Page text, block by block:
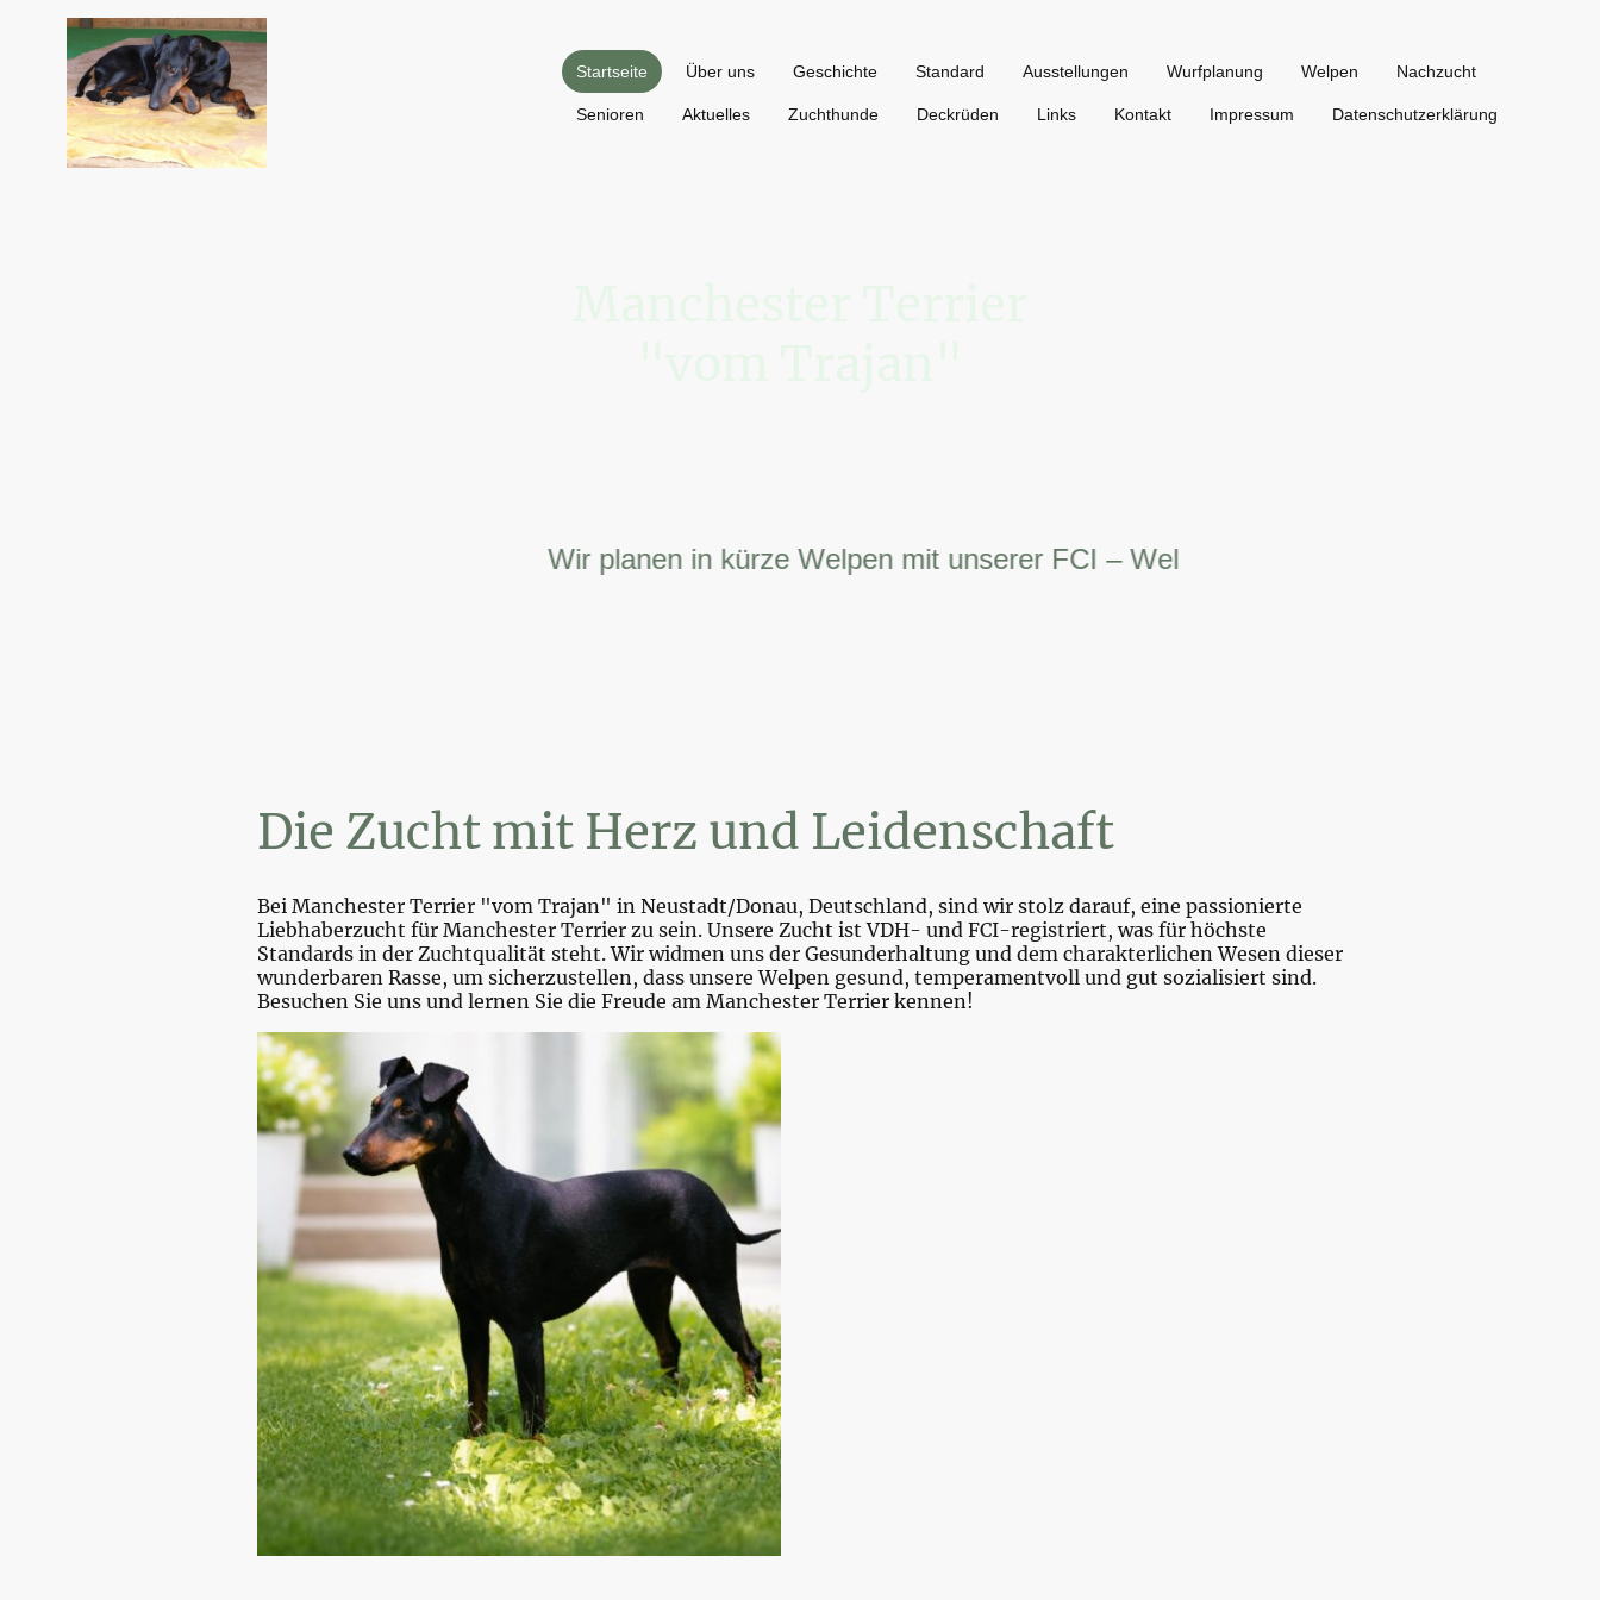
Startseite Über uns Geschichte Standard Ausstellungen Wurfplanung Welpen Nachzucht
Senioren Aktuelles Zuchthunde Deckrüden Links Kontakt Impressum Datenschutzerklärung
Wir planen in kürze Welpen mit unserer FCI – Weltsiegerin.
Die Zucht mit Herz und Leidenschaft
Bei Manchester Terrier "vom Trajan" in Neustadt/Donau, Deutschland, sind wir stolz darauf, eine passionierte
Liebhaberzucht für Manchester Terrier zu sein. Unsere Zucht ist VDH- und FCI-registriert, was für höchste
Standards in der Zuchtqualität steht. Wir widmen uns der Gesunderhaltung und dem charakterlichen Wesen dieser
wunderbaren Rasse, um sicherzustellen, dass unsere Welpen gesund, temperamentvoll und gut sozialisiert sind.
Besuchen Sie uns und lernen Sie die Freude am Manchester Terrier kennen!